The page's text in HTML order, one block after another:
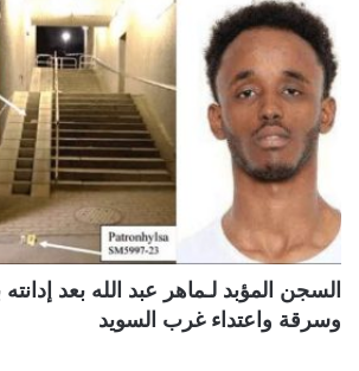
ة
ا
س
ا
ب
ة
ة
ا
ت
ا
ل
ي
ة
السجن المؤبد لـماهر عبد الله بعد
وسرقة واعتداء غرب السويد